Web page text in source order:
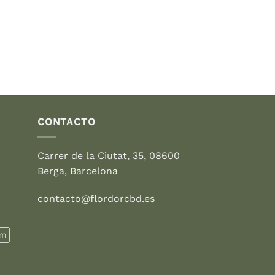
CONTACTO
Carrer de la Ciutat, 35, 08600
Berga, Barcelona
contacto@flordorcbd.es